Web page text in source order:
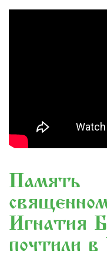
Память
Игнатия
почтили в